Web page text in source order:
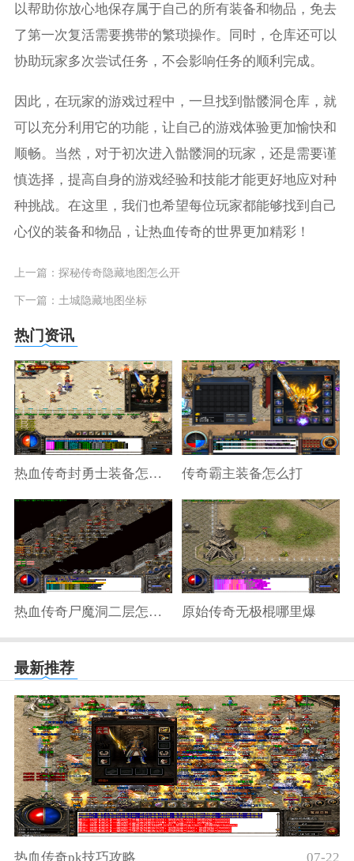
以帮助你放心地保存属于自己的所有装备和物品，免去
了第一次复活需要携带的繁琐操作。同时，仓库还可以
协助玩家多次尝试任务，不会影响任务的顺利完成。
因此，在玩家的游戏过程中，一旦找到骷髅洞仓库，就
可以充分利用它的功能，让自己的游戏体验更加愉快和
顺畅。当然，对于初次进入骷髅洞的玩家，还是需要谨
慎选择，提高自身的游戏经验和技能才能更好地应对种
种挑战。在这里，我们也希望每位玩家都能够找到自己
心仪的装备和物品，让热血传奇的世界更加精彩！
上一篇： 探秘传奇隐藏地图怎么开
下一篇： 土城隐藏地图坐标
热门资讯
热血传奇封勇士装备怎么做 传奇霸主装备怎么打
热血传奇尸魔洞二层怎么去三层 原始传奇无极棍哪里爆
最新推荐
热血传奇pk技巧攻略 07-22